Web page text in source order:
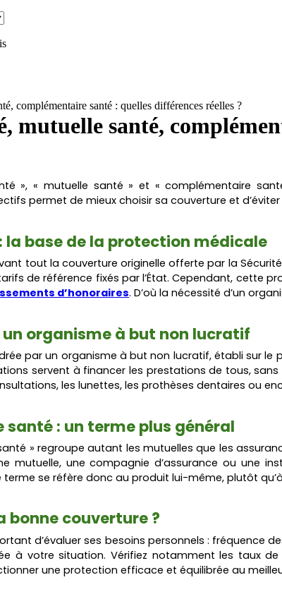
complémentaire santé : quelles différences réelles ?
mutuelle santé,
», « mutuelle santé » et « complémentaire
permet de mieux choisir sa couverture et
la base de la protection médicale
tout la couverture originelle offerte par la
de référence fixés par l’État. Cependant, cette
d’honoraires. D’où la nécessité d’un
organisme à but non lucratif
par un organisme à but non lucratif, établi sur le
servent à financer les prestations de tous,
les lunettes, les prothèses dentaires ou
: un terme plus général
» regroupe autant les mutuelles que les
mutuelle, une compagnie d’assurance ou une
se réfère donc au produit lui-même, plutôt
bonne couverture ?
d’évaluer ses besoins personnels : fréquence
à votre situation. Vérifiez notamment les taux
une protection efficace et équilibrée au